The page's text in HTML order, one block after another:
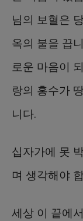
님의 보혈은
옥의 불을 끕
로운 마음이
랑의 홍수가
니다.
십자가에 못
며 생각해야
세상 이 끝에